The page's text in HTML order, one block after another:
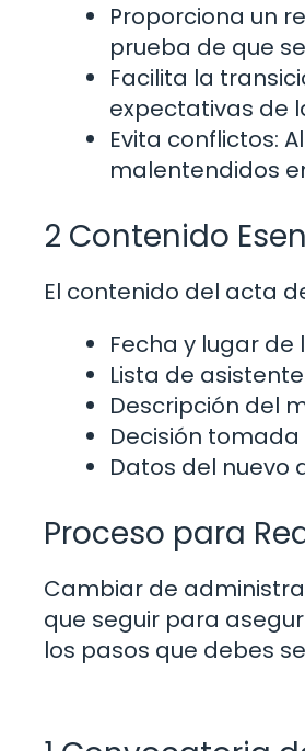
Proporciona un
prueba de que
Facilita la
expectativas de
Evita conflictos:
malentendidos
2 Contenido
El contenido del acta
Fecha y lugar de
Lista de
Descripción del
Decisión
Datos del nuevo
Proceso para
Cambiar de
que seguir para
los pasos que debes